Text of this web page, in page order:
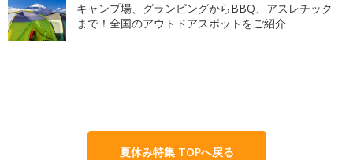
キャンプ場、グランピングからBBQ、アスレチック
まで！全国のアウトドアスポットをご紹介
夏休み特集 TOPへ戻る